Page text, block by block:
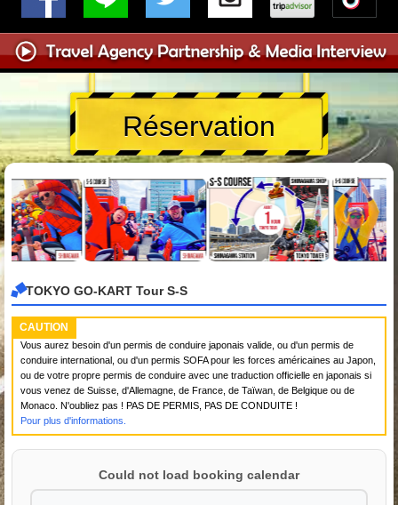
Réservation
TOKYO GO-KART Tour S-S
CAUTION
Vous aurez besoin d'un permis de conduire japonais valide, ou d'un permis de
conduire international, ou d'un permis SOFA pour les forces américaines au Japon,
ou de votre propre permis de conduire avec une traduction officielle en japonais si
vous venez de Suisse, d'Allemagne, de France, de Taïwan, de Belgique ou de
Monaco. N'oubliez pas ! PAS DE PERMIS, PAS DE CONDUITE !
Pour plus d'informations.
Could not load booking calendar